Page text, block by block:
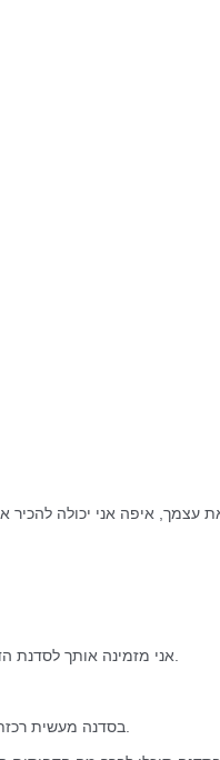
איפה אני יכולה